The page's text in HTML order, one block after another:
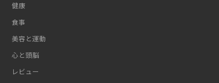
健康
食事
美容と運動
心と頭脳
レビュー